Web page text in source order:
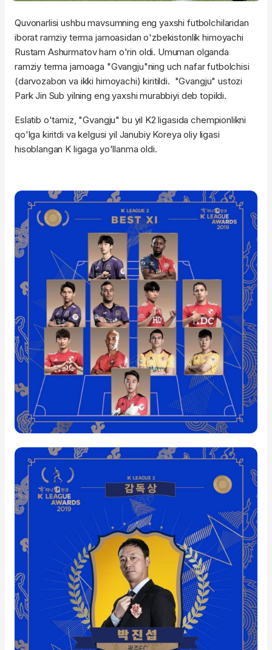
Quvonarlisi ushbu mavsumning eng yaxshi futbolchilaridan
iborat ramziy terma jamoasidan o'zbekistonlik himoyachi
Rustam Ashurmatov ham o'rin oldi. Umuman olganda
ramziy terma jamoaga "Gvangju"ning uch nafar futbolchisi
(darvozabon va ikki himoyachi) kiritildi. "Gvangju" ustozi
Park Jin Sub yilning eng yaxshi murabbiyi deb topildi.
Eslatib o'tamiz, "Gvangju" bu yil K2 ligasida chempionlikni
qo'lga kiritdi va kelgusi yil Janubiy Koreya oliy ligasi
hisoblangan K ligaga yo'llanma oldi.